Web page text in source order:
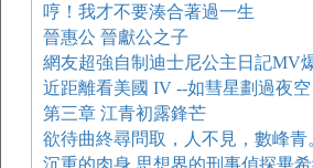
哼！我才不要湊合著過一生
晉惠公 晉獻公之子
網友超強自制迪士尼公主日記MV
近距離看美國 IV --如彗星劃過夜
第三章 江青初露鋒芒
欲待曲終尋問取，人不見，數峰青
沉重的肉身 思想界的刑事偵探畢